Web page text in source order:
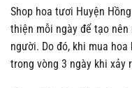
Shop hoa tươi Huyện
thiện mỗi ngày để tạo
người. Do đó, khi mua
trong vòng 3 ngày khi xảy